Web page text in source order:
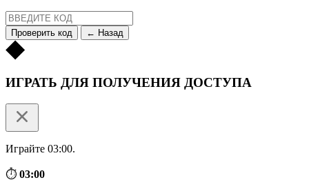
Проверить код ← Назад
ИГРАТЬ ДЛЯ ПОЛУЧЕНИЯ ДОСТУПА
Играйте 03:00.
⏱ 03:00